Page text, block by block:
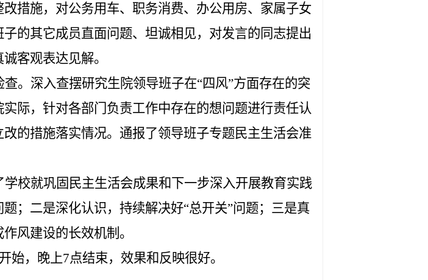
措施，对公务用车、职务消费、办公用房、家属子女
的其它成员直面问题、坦诚相见，对发言的同志提出
客观表达见解。
。 深入查摆研究生院领导班子在“四风”方面存在的突
际，针对各部门负责工作中存在的想问题进行责任认
的措施落实情况。通报了领导班子专题民主生活会准
学校就巩固民主生活会成果和下一步深入开展教育实践
；二是深化认识，持续解决好“总开关”问题；三是真
风建设的长效机制。
始，晚上7点结束，效果和反映很好。